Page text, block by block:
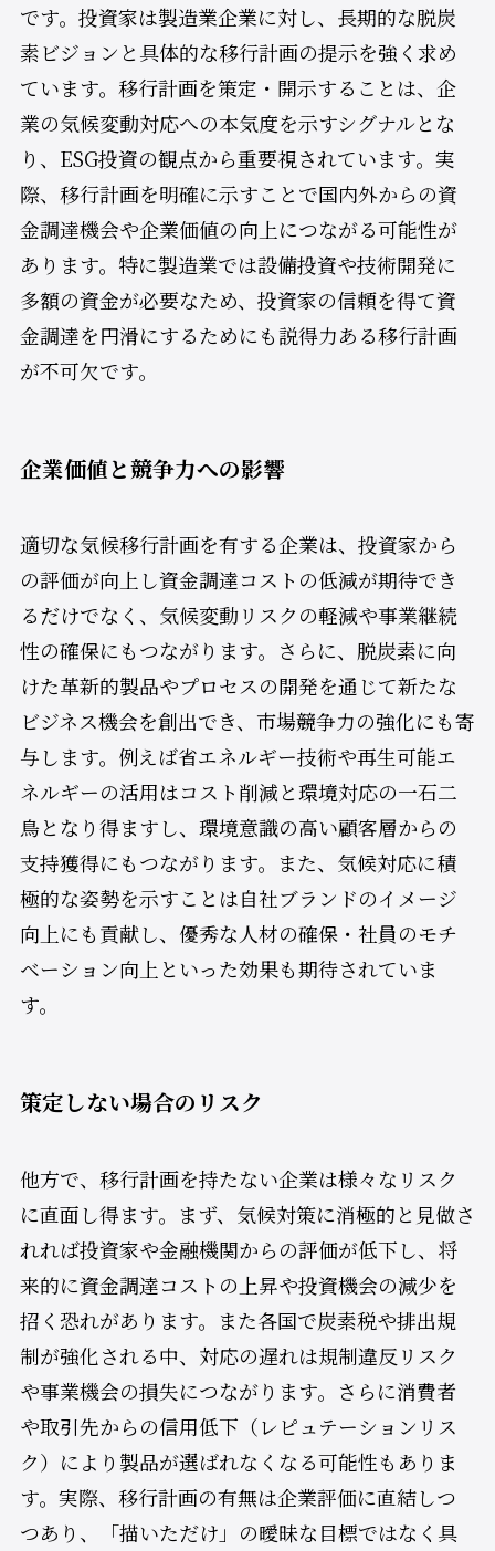
です。投資家は製造業企業に対し、長期的な脱炭
素ビジョンと具体的な移行計画の提示を強く求め
ています。移行計画を策定・開示することは、企
業の気候変動対応への本気度を示すシグナルとな
り、ESG投資の観点から重要視されています。実
際、移行計画を明確に示すことで国内外からの資
金調達機会や企業価値の向上につながる可能性が
あります。特に製造業では設備投資や技術開発に
多額の資金が必要なため、投資家の信頼を得て資
金調達を円滑にするためにも説得力ある移行計画
が不可欠です。
企業価値と競争力への影響
適切な気候移行計画を有する企業は、投資家から
の評価が向上し資金調達コストの低減が期待でき
るだけでなく、気候変動リスクの軽減や事業継続
性の確保にもつながります。さらに、脱炭素に向
けた革新的製品やプロセスの開発を通じて新たな
ビジネス機会を創出でき、市場競争力の強化にも寄
与します。例えば省エネルギー技術や再生可能エ
ネルギーの活用はコスト削減と環境対応の一石二
鳥となり得ますし、環境意識の高い顧客層からの
支持獲得にもつながります。また、気候対応に積
極的な姿勢を示すことは自社ブランドのイメージ
向上にも貢献し、優秀な人材の確保・社員のモチ
ベーション向上といった効果も期待されていま
す。
策定しない場合のリスク
他方で、移行計画を持たない企業は様々なリスク
に直面し得ます。まず、気候対策に消極的と見做さ
れれば投資家や金融機関からの評価が低下し、将
来的に資金調達コストの上昇や投資機会の減少を
招く恐れがあります。また各国で炭素税や排出規
制が強化される中、対応の遅れは規制違反リスク
や事業機会の損失につながります。さらに消費者
や取引先からの信用低下（レピュテーションリス
ク）により製品が選ばれなくなる可能性もありま
す。実際、移行計画の有無は企業評価に直結しつ
つあり、「描いただけ」の曖昧な目標ではなく具